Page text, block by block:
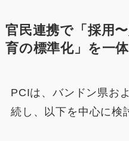
官民連携で「採用
育の標準化」を一
PCIは、バンドン県お
続し、以下を中心に検